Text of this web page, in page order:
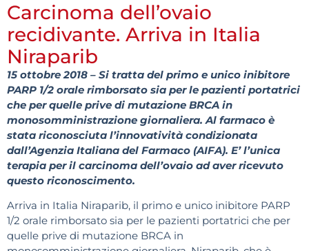
Carcinoma dell’ovaio
recidivante. Arriva in Italia
Niraparib
15 ottobre 2018 – Si tratta del primo e unico inibitore
PARP 1/2 orale rimborsato sia per le pazienti portatrici
che per quelle prive di mutazione BRCA in
monosomministrazione giornaliera. Al farmaco è
stata riconosciuta l’innovatività condizionata
dall’Agenzia Italiana del Farmaco (AIFA). E’ l’unica
terapia per il carcinoma dell’ovaio ad aver ricevuto
questo riconoscimento.
Arriva in Italia Niraparib, il primo e unico inibitore PARP
1/2 orale rimborsato sia per le pazienti portatrici che per
quelle prive di mutazione BRCA in